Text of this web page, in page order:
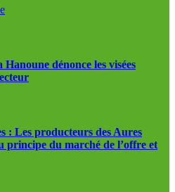
dénonce les visées
: Les producteurs des Aures
principe du marché de l’offre et